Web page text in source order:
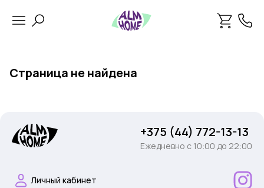
Страница не найдена
+375 (44) 772-13-13
Ежедневно c 10:00 до 22:00
Личный кабинет